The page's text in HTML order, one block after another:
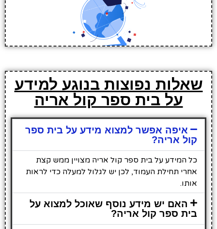
שאלות נפוצות בנוגע למידע
על בית ספר קול אריה
איפה אפשר למצוא מידע על בית ספר
קול אריה?
כל המידע על בית ספר קול אריה מצויין ממש קצת
אחרי תחילת העמוד, לכן יש לגלול למעלה כדי לראות
אותו.
האם יש מידע נוסף שאוכל למצוא על
בית ספר קול אריה?